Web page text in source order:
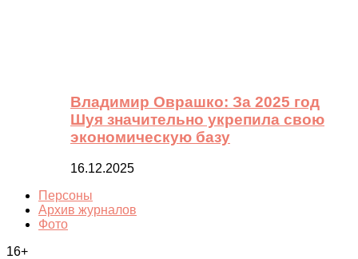
Владимир Оврашко: За 2025 год
Шуя значительно укрепила свою
экономическую базу
16.12.2025
Персоны
Архив журналов
Фото
16+